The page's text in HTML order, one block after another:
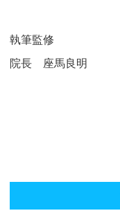
執筆監修
院長 座馬良明